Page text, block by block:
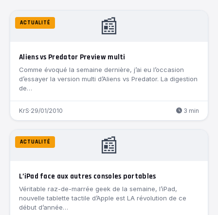
📰
ACTUALITÉ
Aliens vs Predator Preview multi
Comme évoqué la semaine dernière, j’ai eu l’occasion
d’essayer la version multi d’Aliens vs Predator. La digestion
de…
KrS·29/01/2010 3 min
📰
ACTUALITÉ
L’iPad face aux autres consoles portables
Véritable raz-de-marrée geek de la semaine, l’iPad,
nouvelle tablette tactile d’Apple est LA révolution de ce
début d’année…